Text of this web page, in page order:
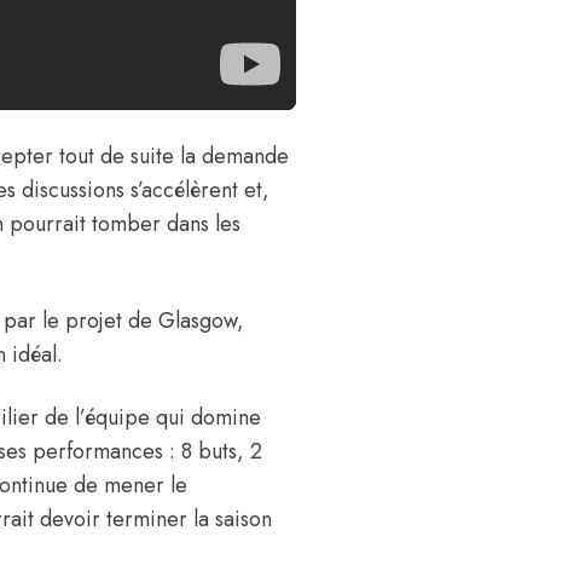
tout de suite la demande
s’accélèrent et,
pourrait tomber dans les
le projet de Glasgow,
idéal.
de l’équipe qui domine
performances : 8 buts, 2
de mener le
devoir terminer la saison